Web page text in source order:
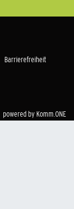
Barrierefreiheit
powered by Komm.ONE